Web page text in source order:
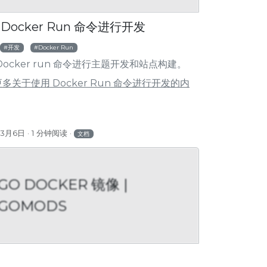
Run 命令进行开发
开发 Docker Run
run 命令进行主题开发和站点构建。
多关于使用 Docker Run 命令进行开发的内
月6日 1 分钟阅读 文档
DOCKER 镜像 |